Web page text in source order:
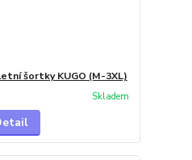
šortky KUGO (M-3XL)
Skladem